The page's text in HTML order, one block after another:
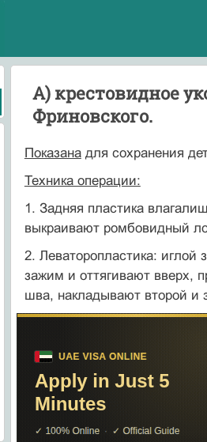
А) крестовидное
Фриновского.
Показанадля сохранения
Техника операции:
1. Задняя пластика
выкраивают ромбо­видный
2. Леваторопластика: иглой
зажим и оттягивают вверх,
шва, накладывают второй и